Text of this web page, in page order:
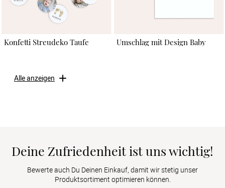
Konfetti Streudeko Taufe Umschlag mit Design Baby
Alle anzeigen
Deine Zufriedenheit ist uns wichtig!
Bewerte auch Du Deinen Einkauf, damit wir stetig unser
Produktsortiment optimieren können.